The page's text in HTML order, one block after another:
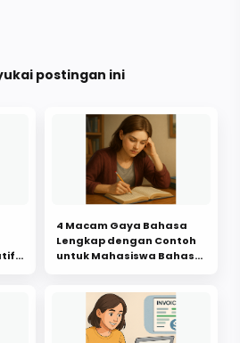
postingan ini
4 Macam Gaya Bahasa
Lengkap dengan Contoh
untuk Mahasiswa Bahasa